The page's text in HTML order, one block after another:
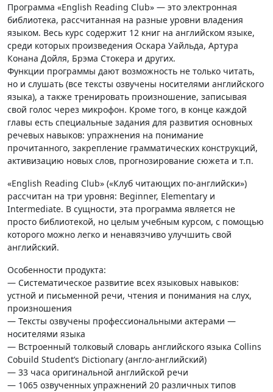
Программа «English Reading Club» — это электронная
библиотека, рассчитанная на разные уровни владения
языком. Весь курс содержит 12 книг на английском языке,
среди которых произведения Оскара Уайльда, Артура
Конана Дойля, Брэма Стокера и других.
Функции программы дают возможность не только читать,
но и слушать (все тексты озвучены носителями английского
языка), а также тренировать произношение, записывая
свой голос через микрофон. Кроме того, в конце каждой
главы есть специальные задания для развития основных
речевых навыков: упражнения на понимание
прочитанного, закрепление грамматических конструкций,
активизацию новых слов, прогнозирование сюжета и т.п.
«English Reading Club» («Клуб читающих по-английски»)
рассчитан на три уровня: Beginner, Elementary и
Intermediate. В сущности, эта программа является не
просто библиотекой, но целым учебным курсом, с помощью
которого можно легко и ненавязчиво улучшить свой
английский.
Особенности продукта:
— Систематическое развитие всех языковых навыков:
устной и письменной речи, чтения и понимания на слух,
произношения
— Тексты озвучены профессиональными актерами —
носителями языка
— Встроенный толковый словарь английского языка Collins
Cobuild Student’s Dictionary (англо-английский)
— 33 часа оригинальной английской речи
— 1065 озвученных упражнений 20 различных типов